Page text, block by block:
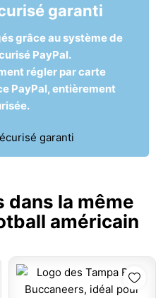
garanti
grâce au système de
PayPal.
régler par carte
PayPal, entièrement
dans la même
américain